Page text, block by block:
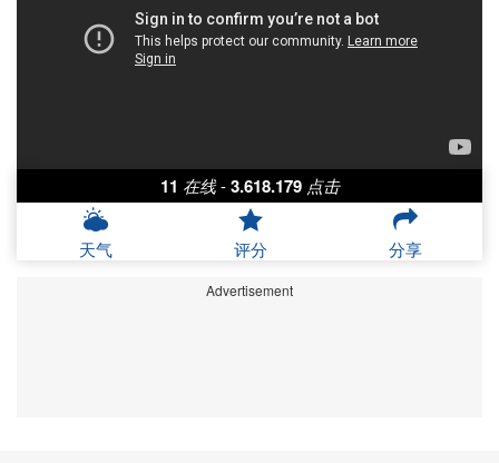
11 在线 - 3.618.179 点击
天气 评分 分享
Advertisement